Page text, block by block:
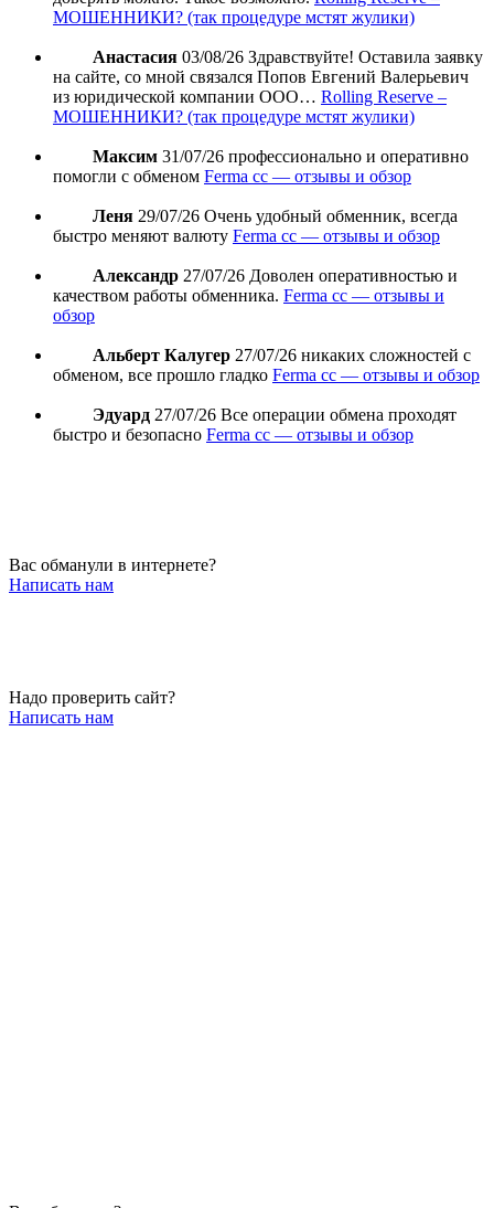
МОШЕННИКИ? (так процедуре мстят жулики)
Анастасия 03/08/26 Здравствуйте! Оставила заявку
на сайте, со мной связался Попов Евгений Валерьевич
из юридической компании ООО… Rolling Reserve –
МОШЕННИКИ? (так процедуре мстят жулики)
Максим 31/07/26 профессионально и оперативно
помогли с обменом Ferma cc — отзывы и обзор
Леня 29/07/26 Очень удобный обменник, всегда
быстро меняют валюту Ferma cc — отзывы и обзор
Александр 27/07/26 Доволен оперативностью и
качеством работы обменника. Ferma cc — отзывы и
обзор
Альберт Калугер 27/07/26 никаких сложностей с
обменом, все прошло гладко Ferma cc — отзывы и обзор
Эдуард 27/07/26 Все операции обмена проходят
быстро и безопасно Ferma cc — отзывы и обзор
Вас обманули в интернете?
Написать нам
Надо проверить сайт?
Написать нам